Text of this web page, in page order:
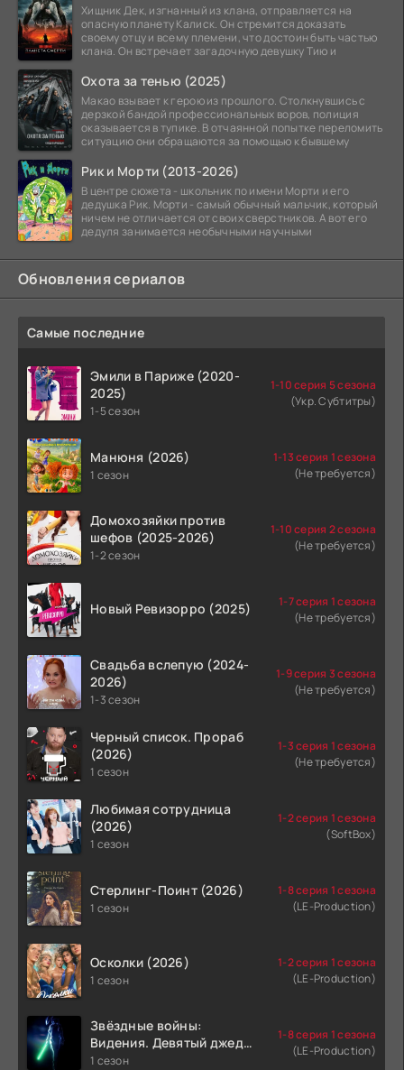
Хищник Дек, изгнанный из клана, отправляется на
опасную планету Калиск. Он стремится доказать
своему отцу и всему племени, что достоин быть частью
клана. Он встречает загадочную девушку Тию и
Охота за тенью (2025)
Макао взывает к герою из прошлого. Столкнувшись с
дерзкой бандой профессиональных воров, полиция
оказывается в тупике. В отчаянной попытке переломить
ситуацию они обращаются за помощью к бывшему
Рик и Морти (2013-2026)
В центре сюжета - школьник по имени Морти и его
дедушка Рик. Морти - самый обычный мальчик, который
ничем не отличается от своих сверстников. А вот его
дедуля занимается необычными научными
Обновления сериалов
Самые последние
Эмили в Париже (2020-
2025)
1-5 сезон
1-10 серия 5 сезона
(Укр. Субтитры)
Манюня (2026)
1 сезон
1-13 серия 1 сезона
(Не требуется)
Домохозяйки против
шефов (2025-2026)
1-2 сезон
1-10 серия 2 сезона
(Не требуется)
Новый Ревизорро (2025)
1-7 серия 1 сезона
(Не требуется)
Свадьба вслепую (2024-
2026)
1-3 сезон
1-9 серия 3 сезона
(Не требуется)
Черный список. Прораб
(2026)
1 сезон
1-3 серия 1 сезона
(Не требуется)
Любимая сотрудница
(2026)
1 сезон
1-2 серия 1 сезона
(SoftBox)
Стерлинг-Поинт (2026)
1 сезон
1-8 серия 1 сезона
(LE-Production)
Осколки (2026)
1 сезон
1-2 серия 1 сезона
(LE-Production)
Звёздные войны:
Видения. Девятый джедай
(2026)
1 сезон
1-8 серия 1 сезона
(LE-Production)